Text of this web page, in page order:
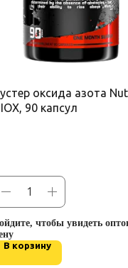
оксида азота
90 капсул
чтобы увидеть
В корзину